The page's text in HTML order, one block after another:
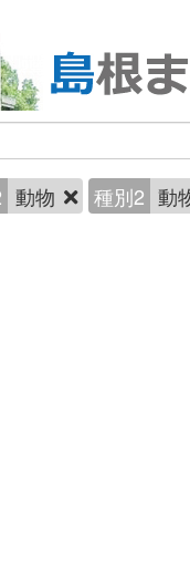
動物 種別2 動